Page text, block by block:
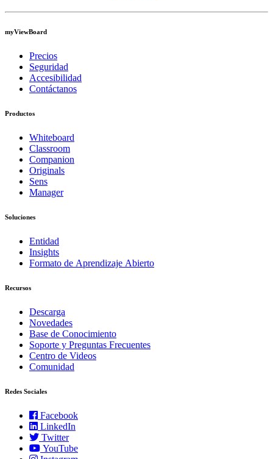
myViewBoard
Precios
Seguridad
Accesibilidad
Contáctanos
Productos
Whiteboard
Classroom
Companion
Originals
Sens
Manager
Soluciones
Entidad
Insights
Formato de Aprendizaje Abierto
Recursos
Descarga
Novedades
Base de Conocimiento
Soporte y Preguntas Frecuentes
Centro de Videos
Comunidad
Redes Sociales
Facebook
LinkedIn
Twitter
YouTube